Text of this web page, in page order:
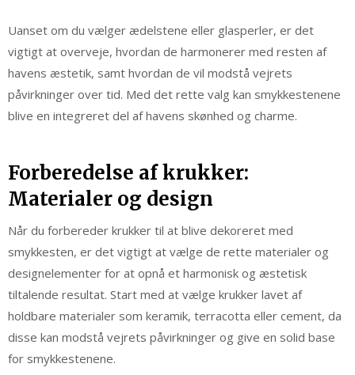
Uanset om du vælger ædelstene eller glasperler, er det
vigtigt at overveje, hvordan de harmonerer med resten af
havens æstetik, samt hvordan de vil modstå vejrets
påvirkninger over tid. Med det rette valg kan smykkestenene
blive en integreret del af havens skønhed og charme.
Forberedelse af krukker:
Materialer og design
Når du forbereder krukker til at blive dekoreret med
smykkesten, er det vigtigt at vælge de rette materialer og
designelementer for at opnå et harmonisk og æstetisk
tiltalende resultat. Start med at vælge krukker lavet af
holdbare materialer som keramik, terracotta eller cement, da
disse kan modstå vejrets påvirkninger og give en solid base
for smykkestenene.